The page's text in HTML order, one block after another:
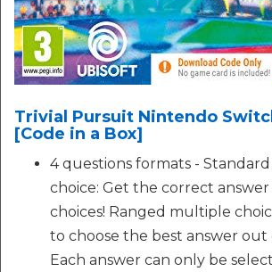
Trivial Pursuit Nintendo
[Code in a Box]
4 questions formats -
choice: Get the correct
choices! Ranged multiple
to choose the best answer out
Each answer can only be